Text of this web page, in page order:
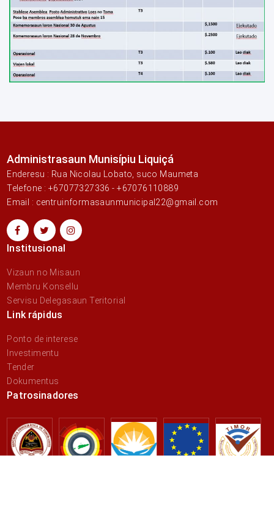
Administrasaun Munisípiu Liquiçá
Enderesu : Rua Nicolau Lobato, suco Maumeta
Telefone : +67077327336 - +67076110889
Email : centruinformasaunmunicipal22@gmail.com
Institusional
Vizaun no Misaun
Membru Konsellu
Servisu Delegasaun Teritorial
Link rápidus
Ponto de interese
Investimentu
Tender
Dokumentus
Patrosinadores